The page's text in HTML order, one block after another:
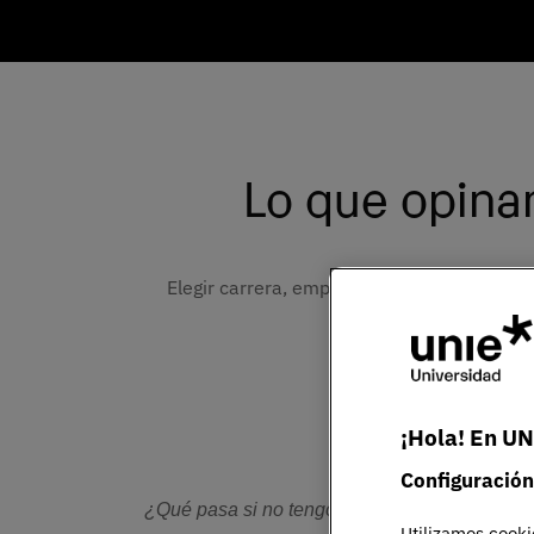
Lo que
Elegir carrera, empezar la universidad o
¿Qué pasa si no tengo claro qué estudiar en
¡Hola! En